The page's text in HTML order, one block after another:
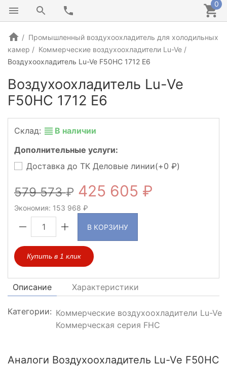
0
Промышленный воздухоохладитель для холодильных
камер
Коммерческие воздухоохладители Lu-Ve
Воздухоохладитель Lu-Ve F50HC 1712 E6
Воздухоохладитель Lu-Ve
F50HC 1712 E6
Склад:
В наличии
Дополнительные услуги:
Доставка до ТК Деловые линии(+0 )
579 573 425 605
Экономия: 153 968
В КОРЗИНУ
Купить в 1 клик
Описание Характеристики
Категории: Коммерческие воздухоохладители Lu-Ve
Коммерческая серия FHC
Аналоги Воздухоохладитель Lu-Ve F50HC